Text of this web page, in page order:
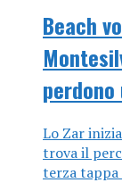
Beach
Lo Zar
trova il
terza tappa